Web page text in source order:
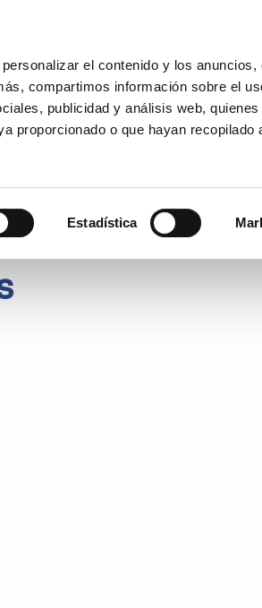
el contenido y los anuncios,
compartimos información sobre el
publicidad y análisis web, quienes
proporcionado o que hayan recopilado
Estadística
de uso Precios